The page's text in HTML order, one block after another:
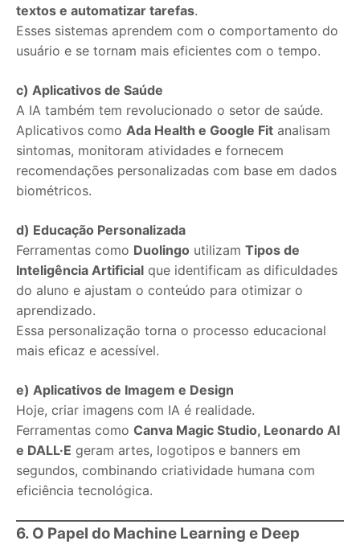
textos e automatizar tarefas.
Esses sistemas aprendem com o comportamento do
usuário e se tornam mais eficientes com o tempo.
c) Aplicativos de Saúde
A IA também tem revolucionado o setor de saúde.
Aplicativos como Ada Health e Google Fit analisam
sintomas, monitoram atividades e fornecem
recomendações personalizadas com base em dados
biométricos.
d) Educação Personalizada
Ferramentas como Duolingo utilizam Tipos de
Inteligência Artificial que identificam as dificuldades
do aluno e ajustam o conteúdo para otimizar o
aprendizado.
Essa personalização torna o processo educacional
mais eficaz e acessível.
e) Aplicativos de Imagem e Design
Hoje, criar imagens com IA é realidade.
Ferramentas como Canva Magic Studio, Leonardo AI
e DALL·E geram artes, logotipos e banners em
segundos, combinando criatividade humana com
eficiência tecnológica.
6. O Papel do Machine Learning e Deep